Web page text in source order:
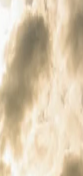
احجز إقامتك في
يعرف العروض والتحديثات.
تحتوي على الأخبار